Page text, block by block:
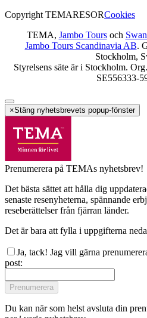
Copyright TEMARESORCookies
TEMA, Jambo Toursoch
Jambo Tours Scandinavia AB.
Stockholm,
Styrelsens säte är i Stockholm.
SE556333-
×Stäng nyhetsbrevets popup-fönster
Prenumerera på TEMAs nyhetsbrev!
Det bästa sättet att hålla dig
senaste resenyheterna, spännande
reseberättelser från fjärran länder.
Det är bara att fylla i uppgifterna
Ja, tack! Jag vill gärna
post:
Prenumerera
Du kan när som helst avsluta din